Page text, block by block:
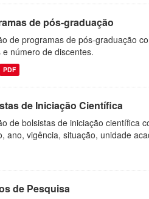
de pós-graduação
de programas de pós-graduação
e número de discentes.
PDF
de Iniciação Científica
de bolsistas de iniciação científica
ano, vigência, situação, unidade
de Pesquisa